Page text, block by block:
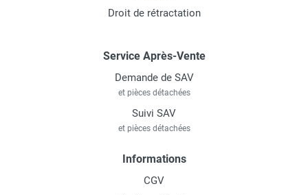
Droit de rétractation
Service Après-Vente
Demande de SAV
et pièces détachées
Suivi SAV
et pièces détachées
Informations
CGV